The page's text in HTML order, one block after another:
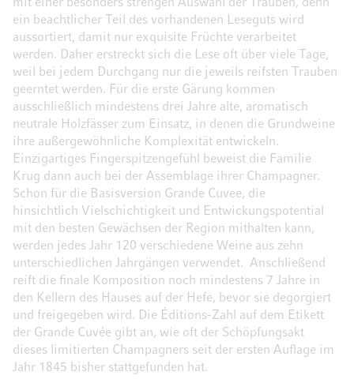
mit einer besonders strengen Auswahl der Trauben, denn
ein beachtlicher Teil des vorhandenen Leseguts wird
aussortiert, damit nur exquisite Früchte verarbeitet
werden. Daher erstreckt sich die Lese oft über viele Tage,
weil bei jedem Durchgang nur die jeweils reifsten Trauben
geerntet werden. Für die erste Gärung kommen
ausschließlich mindestens drei Jahre alte, aromatisch
neutrale Holzfässer zum Einsatz, in denen die Grundweine
ihre außergewöhnliche Komplexität entwickeln.
Einzigartiges Fingerspitzengefühl beweist die Familie
Krug dann auch bei der Assemblage ihrer Champagner.
Schon für die Basisversion Grande Cuvee, die
hinsichtlich Vielschichtigkeit und Entwickungspotential
mit den besten Gewächsen der Region mithalten kann,
werden jedes Jahr 120 verschiedene Weine aus zehn
unterschiedlichen Jahrgängen verwendet. Anschließend
reift die finale Komposition noch mindestens 7 Jahre in
den Kellern des Hauses auf der Hefe, bevor sie degorgiert
und freigegeben wird. Die Éditions-Zahl auf dem Etikett
der Grande Cuvée gibt an, wie oft der Schöpfungsakt
dieses limitierten Champagners seit der ersten Auflage im
Jahr 1845 bisher stattgefunden hat.